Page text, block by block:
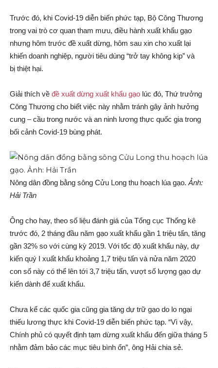
Trước đó, khi Covid-19 diễn biến phức tạp, Bộ Công Thương
trong vai trò cơ quan tham mưu, điều hành xuất khẩu gạo
nhưng hôm trước đề xuất dừng, hôm sau xin cho xuất lại
khiến doanh nghiệp, người tiêu dùng “trở tay không kịp” và
bị thiệt hại.
Giải thích về đề xuất dừng xuất khẩu gạo lúc đó, Thứ trưởng
Công Thương cho biết việc này nhằm tránh gây ảnh hưởng
cung – cầu trong nước và an ninh lương thực quốc gia trong
bối cảnh Covid-19 bùng phát.
Nông dân đồng bằng sông Cửu Long thu hoạch lúa gạo. Ảnh:
Hải Trần
Ông cho hay, theo số liệu đánh giá của Tổng cục Thống kê
trước đó, 2 tháng đầu năm gạo xuất khẩu gần 1 triệu tấn, tăng
gần 32% so với cùng kỳ 2019. Với tốc độ xuất khẩu này, dự
kiến quý I xuất khẩu khoảng 1,7 triệu tấn và nửa năm 2020
con số này có thể lên tới 3,7 triệu tấn, vượt số lượng gạo dự
kiến dành để xuất khẩu.
Chưa kể các quốc gia cũng gia tăng dự trữ gạo do lo ngại
thiếu lương thực khi Covid-19 diễn biến phức tạp. “Vì vậy,
Chính phủ có quyết định tạm dừng xuất khẩu đến giữa tháng 5
nhằm đảm bảo các mục tiêu bình ổn”, ông Hải chia sẻ.